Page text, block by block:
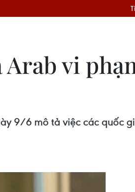
vi
9/6 mô tả việc các quốc